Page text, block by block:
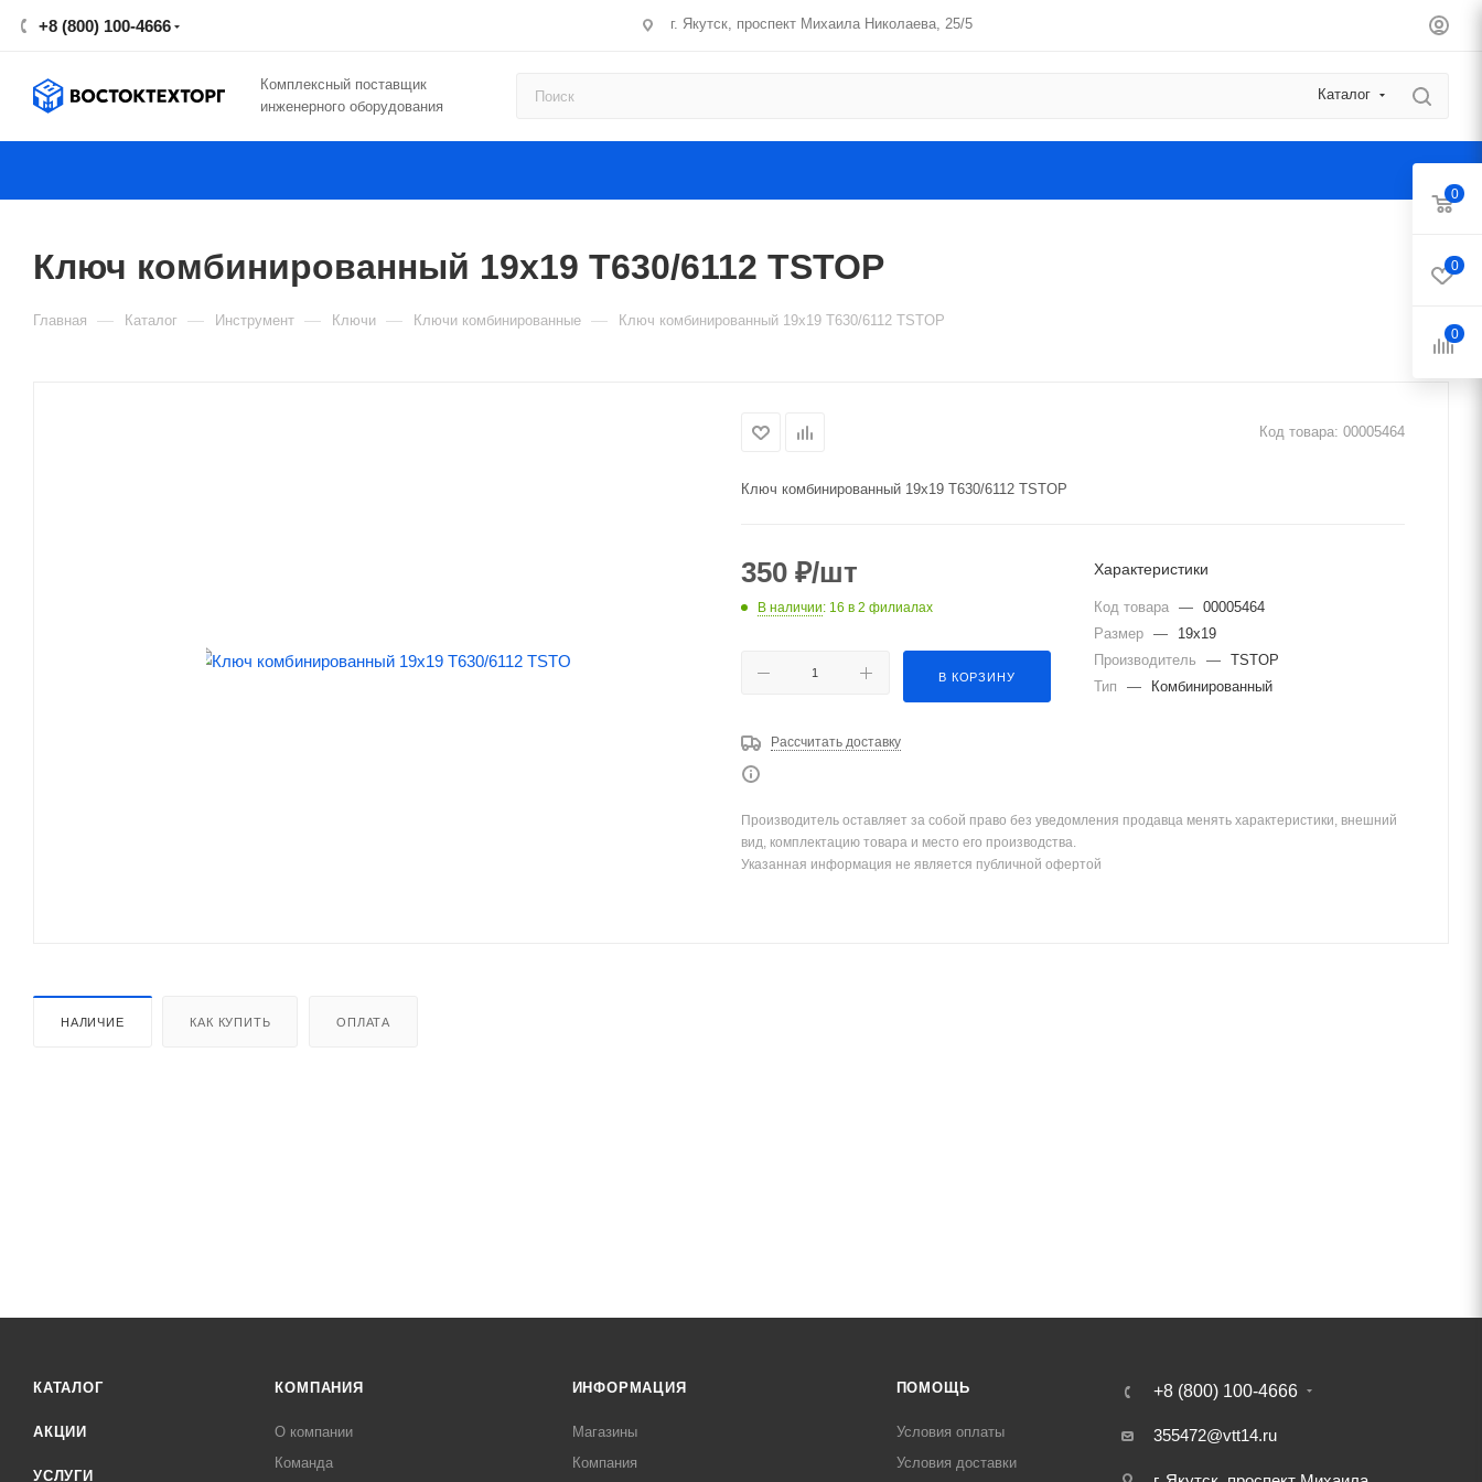
+8 (800) 100-4666 г. Якутск, проспект Михаила Николаева, 25/5
Комплексный поставщик
инженерного оборудования
Каталог
Ключ комбинированный 19х19 T630/6112 TSTOP
Главная — Каталог — Инструмент — Ключи — Ключи комбинированные — Ключ комбинированный 19х19 T630/6112 TSTOP
Код товара: 00005464
Ключ комбинированный 19х19 T630/6112 TSTOP
350 ₽/шт
В наличии: 16 в 2 филиалах
В КОРЗИНУ
Рассчитать доставку
Характеристики
Код товара — 00005464
Размер —
19х19
Производитель
— TSTOP
Тип
— Комбинированный
Производитель оставляет за собой право без уведомления продавца менять характеристики, внешний
вид, комплектацию товара и место его производства.
Указанная информация не является публичной офертой
НАЛИЧИЕ КАК КУПИТЬ ОПЛАТА
КАТАЛОГ
АКЦИИ
УСЛУГИ
КОМПАНИЯ
О компании
Команда
ИНФОРМАЦИЯ
Магазины
Компания
ПОМОЩЬ
Условия оплаты
Условия доставки
+8 (800) 100-4666
355472@vtt14.ru
0
0
0